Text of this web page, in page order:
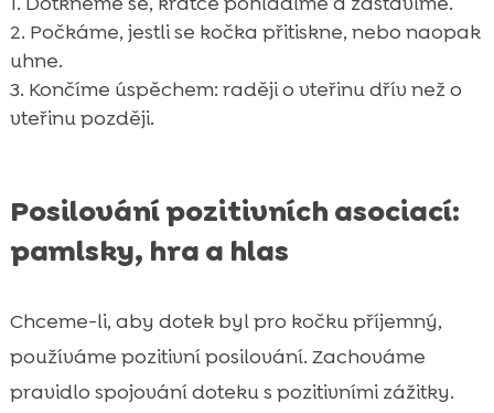
Počkáme, jestli se kočka přitiskne, nebo naopak
uhne.
Končíme úspěchem: raději o vteřinu dřív než o
vteřinu později.
Posilování pozitivních asociací:
pamlsky, hra a hlas
Chceme-li, aby dotek byl pro kočku příjemný,
používáme pozitivní posilování. Zachováme
pravidlo spojování doteku s pozitivními zážitky.